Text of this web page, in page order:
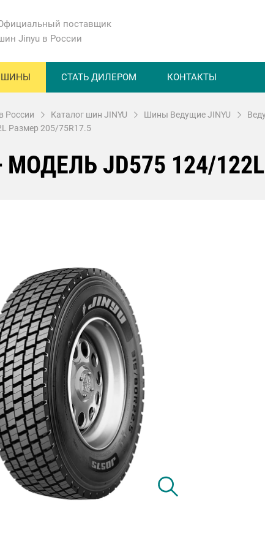
поставщик
Jinyu в России
ШИНЫ СТАТЬ ДИЛЕРОМ КОНТАКТЫ
России Каталог шин JINYU Шины Ведущие JINYU
Размер 205/75R17.5
JD575 124/